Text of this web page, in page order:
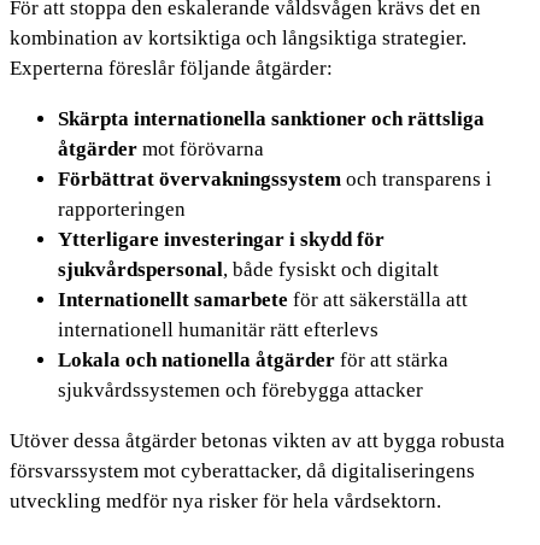
För att stoppa den eskalerande våldsvågen krävs det en
kombination av kortsiktiga och långsiktiga strategier.
Experterna föreslår följande åtgärder:
Skärpta internationella sanktioner och rättsliga
åtgärder mot förövarna
Förbättrat övervakningssystem och transparens i
rapporteringen
Ytterligare investeringar i skydd för
sjukvårdspersonal, både fysiskt och digitalt
Internationellt samarbete för att säkerställa att
internationell humanitär rätt efterlevs
Lokala och nationella åtgärder för att stärka
sjukvårdssystemen och förebygga attacker
Utöver dessa åtgärder betonas vikten av att bygga robusta
försvarssystem mot cyberattacker, då digitaliseringens
utveckling medför nya risker för hela vårdsektorn.